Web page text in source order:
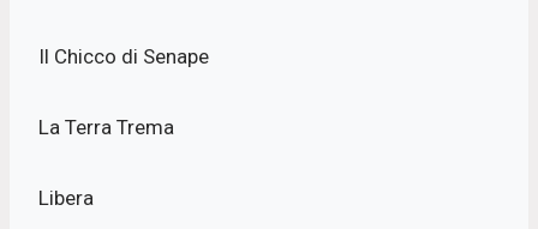
Il Chicco di Senape
La Terra Trema
Libera